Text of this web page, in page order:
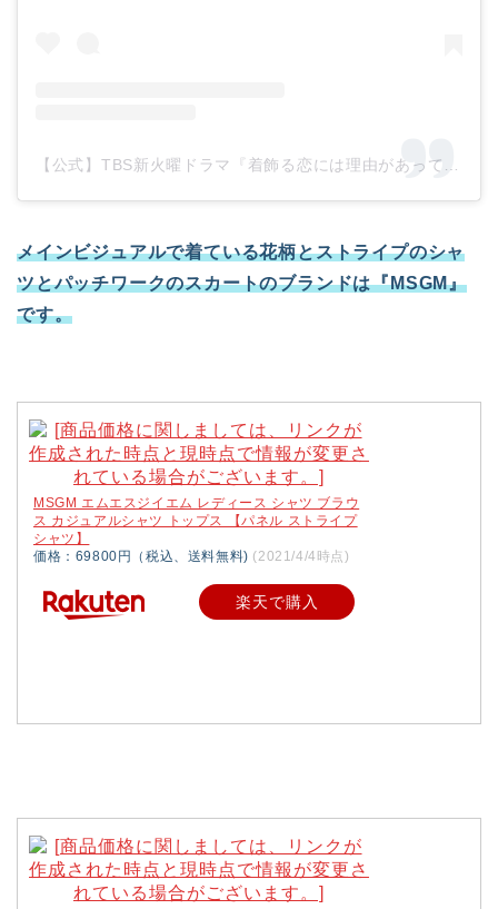
メインビジュアルで着ている花柄とストライプのシャ
ツとパッチワークのスカートのブランドは『MSGM』
です。
MSGM エムエスジイエム レディース シャツ ブラウ
ス カジュアルシャツ トップス 【パネル ストライプ
シャツ】
価格：69800円（税込、送料無料) (2021/4/4時点)
楽天で購入